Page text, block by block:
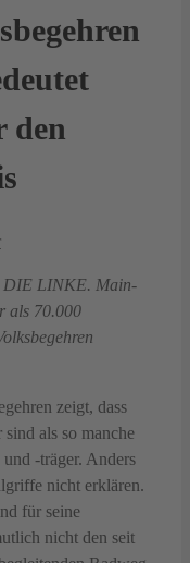
den
DIE LINKE. Main-
als 70.000
zeigt, dass
als so manche
-träger. Anders
nicht erklären.
für seine
nicht den seit